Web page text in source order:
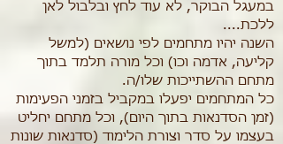
במעגל הבוקר, לא עוד לחץ ובלבול לאן
ללכת....
השנה יהיו מתחמים לפי נושאים (למשל
קליעה, אדמה וכו) וכל מורה תלמד בתוך
מתחם ההשתייכות שלו/ה.
כל המתחמים יפעלו במקביל בזמני הפעימות
(זמן הסדנאות בתוך היום), וכל מתחם יחליט
בעצמו על סדר וצורת הלימוד (סדנאות שונות